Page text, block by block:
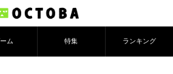
ム 特集 ランキング